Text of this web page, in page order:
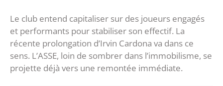
Le club entend capitaliser sur des joueurs engagés
et performants pour stabiliser son effectif. La
récente prolongation d’Irvin Cardona va dans ce
sens. L’ASSE, loin de sombrer dans l’immobilisme, se
projette déjà vers une remontée immédiate.